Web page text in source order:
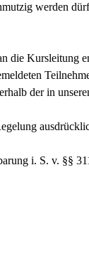
werden
die Kursleitung
der in
i. S. v. §§